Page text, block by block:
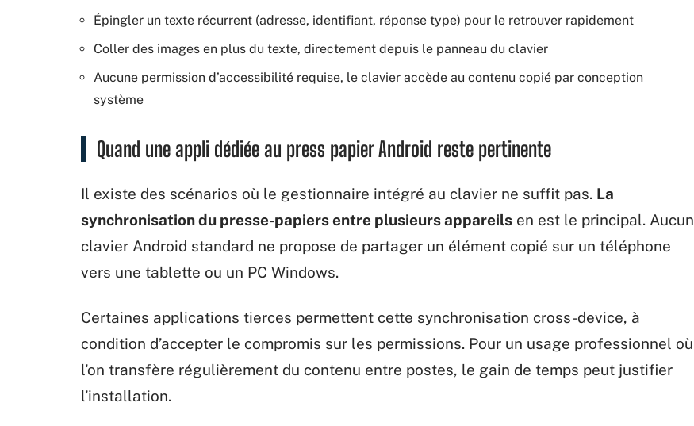
Épingler un texte récurrent (adresse, identifiant, réponse type) pour le retrouver rapidement
Coller des images en plus du texte, directement depuis le panneau du clavier
Aucune permission d’accessibilité requise, le clavier accède au contenu copié par conception
système
Quand une appli dédiée au press papier Android reste pertinente
Il existe des scénarios où le gestionnaire intégré au clavier ne suffit pas. La
synchronisation du presse-papiers entre plusieurs appareils en est le principal. Aucun
clavier Android standard ne propose de partager un élément copié sur un téléphone
vers une tablette ou un PC Windows.
Certaines applications tierces permettent cette synchronisation cross-device, à
condition d’accepter le compromis sur les permissions. Pour un usage professionnel où
l’on transfère régulièrement du contenu entre postes, le gain de temps peut justifier
l’installation.